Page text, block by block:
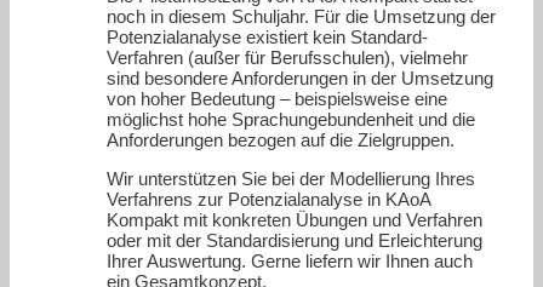
noch in diesem Schuljahr. Für die Umsetzung der
Potenzialanalyse existiert kein Standard-
Verfahren (außer für Berufsschulen), vielmehr
sind besondere Anforderungen in der Umsetzung
von hoher Bedeutung – beispielsweise eine
möglichst hohe Sprachungebundenheit und die
Anforderungen bezogen auf die Zielgruppen.
Wir unterstützen Sie bei der Modellierung Ihres
Verfahrens zur Potenzialanalyse in KAoA
Kompakt mit konkreten Übungen und Verfahren
oder mit der Standardisierung und Erleichterung
Ihrer Auswertung. Gerne liefern wir Ihnen auch
ein Gesamtkonzept.